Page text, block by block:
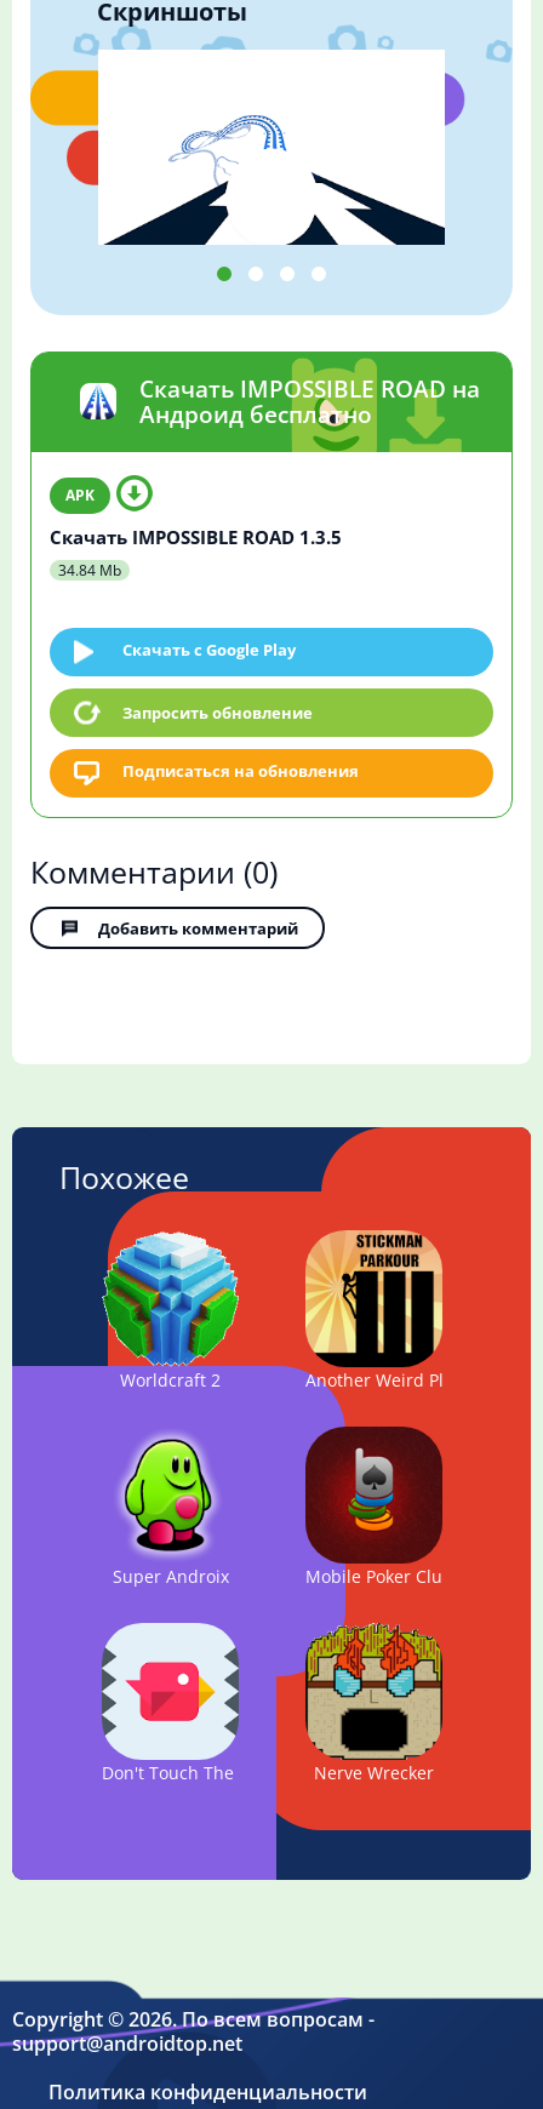
Скриншоты
Скачать IMPOSSIBLE ROAD на
Андроид бесплатно
Скачать IMPOSSIBLE ROAD 1.3.5
34.84 Mb
Скачать c Google Play
Запросить обновление
Подписаться на обновления
Комментарии (0)
Добавить комментарий
Похожее
Worldcraft 2 Another Weird Platformer 3
Super Androix Mobile Poker Club
Don't Touch The Spikes Nerve Wrecker
Copyright © 2026. По всем вопросам -
support@androidtop.net
Политика конфиденциальности